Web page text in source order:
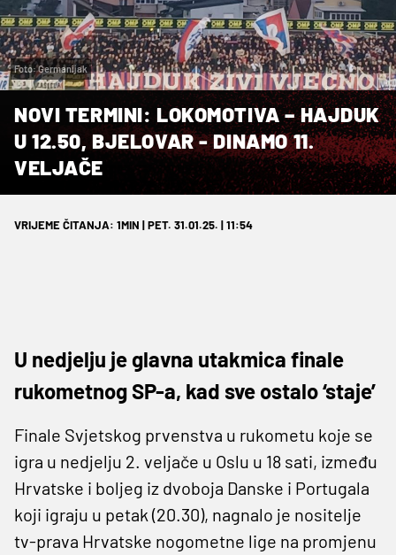
Foto: Germanijak
NOVI TERMINI: LOKOMOTIVA – HAJDUK
U 12.50, BJELOVAR - DINAMO 11.
VELJAČE
VRIJEME ČITANJA: 1MIN | PET. 31.01.25. | 11:54
U nedjelju je glavna utakmica finale
rukometnog SP-a, kad sve ostalo ‘staje’
Finale Svjetskog prvenstva u rukometu koje se
igra u nedjelju 2. veljače u Oslu u 18 sati, između
Hrvatske i boljeg iz dvoboja Danske i Portugala
koji igraju u petak (20.30), nagnalo je nositelje
tv-prava Hrvatske nogometne lige na promjenu